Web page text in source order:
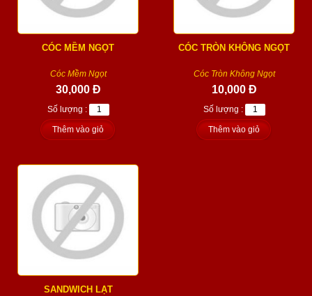
CÓC MỀM NGỌT
Cóc Mềm Ngọt
30,000 Đ
Số lượng :
Thêm vào giỏ
CÓC TRÒN KHÔNG NGỌT
Cóc Tròn Không Ngọt
10,000 Đ
Số lượng :
Thêm vào giỏ
SANDWICH LẠT